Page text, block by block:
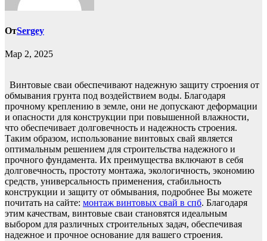
ОтSergey
Мар 2, 2025
Винтовые сваи обеспечивают надежную защиту строения от
обмывания грунта под воздействием воды. Благодаря
прочному креплению в земле, они не допускают деформации
и опасности для конструкции при повышенной влажности,
что обеспечивает долговечность и надежность строения.
Таким образом, использование винтовых свай является
оптимальным решением для строительства надежного и
прочного фундамента. Их преимущества включают в себя
долговечность, простоту монтажа, экологичность, экономию
средств, универсальность применения, стабильность
конструкции и защиту от обмывания, подробнее Вы можете
почитать на сайте: монтаж винтовых свай в спб. Благодаря
этим качествам, винтовые сваи становятся идеальным
выбором для различных строительных задач, обеспечивая
надежное и прочное основание для вашего строения.